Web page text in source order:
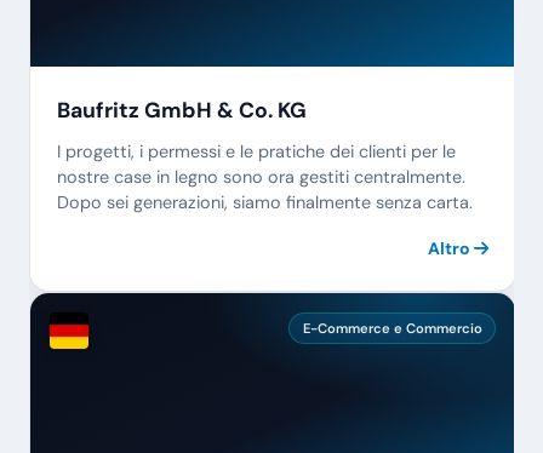
Baufritz GmbH & Co. KG
I progetti, i permessi e le pratiche dei clienti per le
nostre case in legno sono ora gestiti centralmente.
Dopo sei generazioni, siamo finalmente senza carta.
Altro
E-Commerce e Commercio